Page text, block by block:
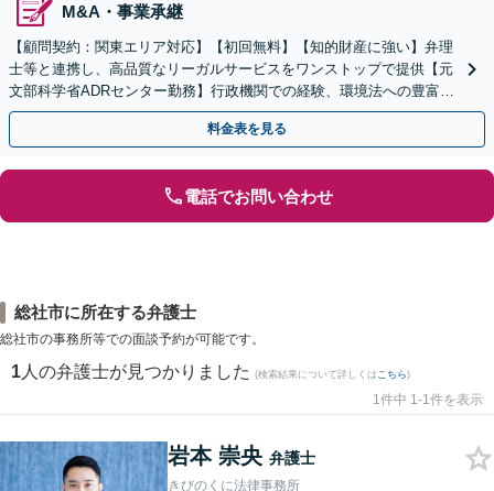
M&A・事業承継
【顧問契約：関東エリア対応】【初回無料】【知的財産に強い】弁理
士等と連携し、高品質なリーガルサービスをワンストップで提供【元
文部科学省ADRセンター勤務】行政機関での経験、環境法への豊富な
知識を活かし、事業者さまの抱える問題を解決へ導きます
料金表を見る
電話でお問い合わせ
総社市に所在する弁護士
総社市の事務所等での面談予約が可能です。
1 人の弁護士が見つかりました (検索結果について詳しくは こちら)
1件中 1-1件を表示
岩本 崇央 弁護士
きびのくに法律事務所